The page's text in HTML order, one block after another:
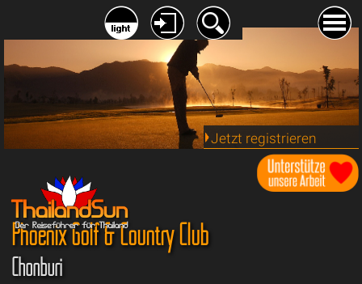
Jetzt registrieren
Phoenix Golf & Country Club
Chonburi